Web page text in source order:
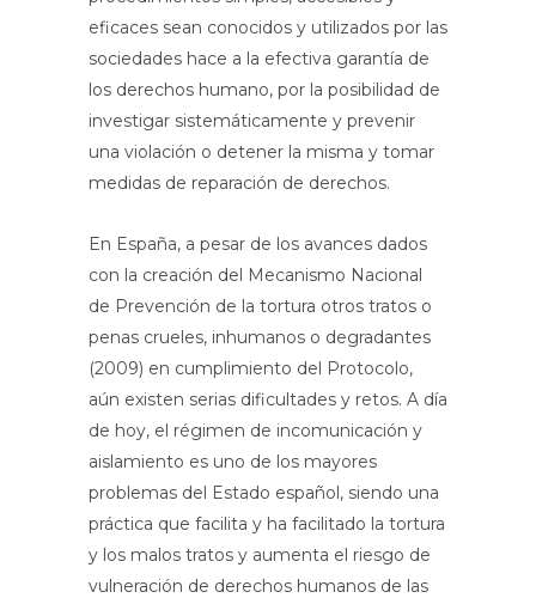
eficaces sean conocidos y utilizados por las
sociedades hace a la efectiva garantía de
los derechos humano, por la posibilidad de
investigar sistemáticamente y prevenir
una violación o detener la misma y tomar
medidas de reparación de derechos.
En España, a pesar de los avances dados
con la creación del Mecanismo Nacional
de Prevención de la tortura otros tratos o
penas crueles, inhumanos o degradantes
(2009) en cumplimiento del Protocolo,
aún existen serias dificultades y retos. A día
de hoy, el régimen de incomunicación y
aislamiento es uno de los mayores
problemas del Estado español, siendo una
práctica que facilita y ha facilitado la tortura
y los malos tratos y aumenta el riesgo de
vulneración de derechos humanos de las